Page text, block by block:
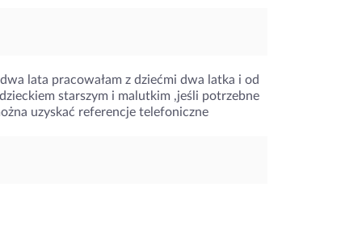
lata pracowałam z dziećmi dwa latka i od
starszym i malutkim ,jeśli potrzebne
uzyskać referencje telefoniczne